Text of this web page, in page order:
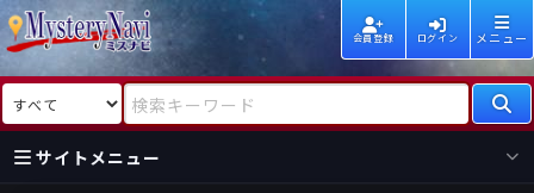
会員登録 ログイン メニュー
検索対象 検索キーワード
サイトメニュー